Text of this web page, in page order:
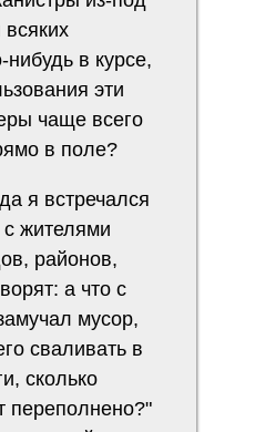
нибудь в курсе,
эти
чаще всего
в поле?
я встречался
жителями
районов,
а что с
мусор,
сваливать в
сколько
переполнено?"